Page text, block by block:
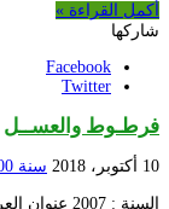
أكمل القراءة »
شاركها
Facebook
Twitter
فرطـوط والعســل
10 أكتوبر، 2018 سنة 2000 — سنة 2009
السنة :